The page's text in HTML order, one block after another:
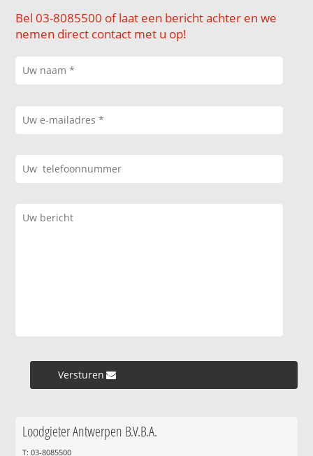
Bel 03-8085500 of laat een bericht achter en we
nemen direct contact met u op!
Versturen »
Loodgieter Antwerpen B.V.B.A.
T: 03-8085500